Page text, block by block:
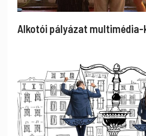
Alkotói pályázat